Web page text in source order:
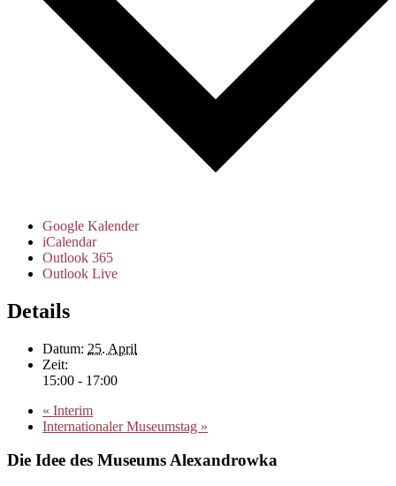
Google Kalender
iCalendar
Outlook 365
Outlook Live
Details
Datum: 25. April
Zeit:
15:00 - 17:00
« Interim
Internationaler Museumstag »
Die Idee des Museums Alexandrowka